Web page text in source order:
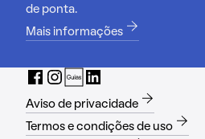
de ponta.
Mais informações
Aviso de privacidade
Termos e condições de uso